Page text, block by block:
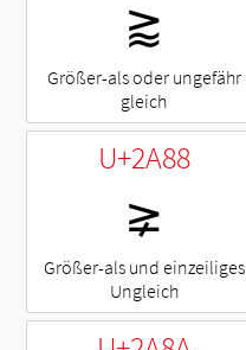
⪆
Größer-als oder ungefähr
gleich
U+2A88
⪈
Größer-als und einzeiliges
Ungleich